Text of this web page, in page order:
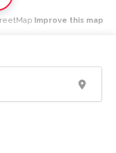
Improve this map